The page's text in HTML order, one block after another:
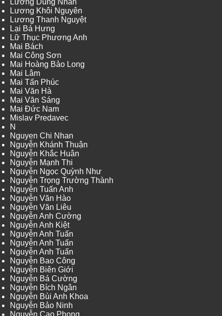
Lương Dũng Nhân
Lương Khôi Nguyên
Lương Thanh Nguyệt
Lại Bá Hưng
Lữ Thục Phương Anh
Mai Bách
Mai Công Sơn
Mai Hoàng Bảo Long
Mai Lâm
Mai Tấn Phúc
Mai Văn Hà
Mai Văn Sáng
Mai Đức Nam
Mislav Predavec
N
Nguyen Chi Nhan
Nguyễn Khánh Thuận
Nguyễn Khắc Huân
Nguyễn Mạnh Thi
Nguyễn Ngọc Quỳnh Như
Nguyễn Trọng Trường Thành
Nguyễn Tuấn Anh
Nguyễn Văn Hào
Nguyễn Văn Liêu
Nguyễn Anh Cường
Nguyễn Anh Kiệt
Nguyễn Anh Tuấn
Nguyễn Anh Tuấn
Nguyễn Anh Tuấn
Nguyễn Bao Công
Nguyễn Biên Giới
Nguyễn Bá Cường
Nguyễn Bích Ngân
Nguyễn Bùi Anh Khoa
Nguyễn Bảo Ninh